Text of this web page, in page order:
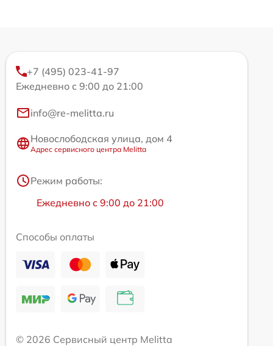
+7 (495) 023-41-97
Ежедневно с 9:00 до 21:00
info@re-melitta.ru
Новослободская улица, дом 4
Адрес сервисного центра Melitta
Режим работы:
Ежедневно с 9:00 до 21:00
Способы оплаты
© 2026 Сервисный центр Melitta